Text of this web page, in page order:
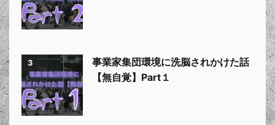
3
事業家集団環境に洗脳されかけた話
【無自覚】Part１